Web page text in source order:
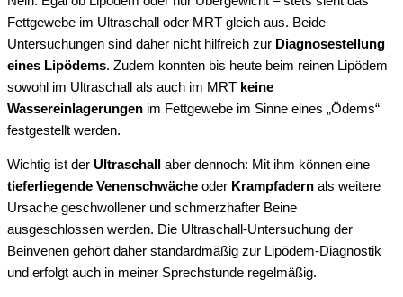
Fettgewebe im Ultraschall oder MRT gleich aus. Beide
Untersuchungen sind daher nicht hilfreich zur Diagnosestellung
eines Lipödems. Zudem konnten bis heute beim reinen Lipödem
sowohl im Ultraschall als auch im MRT keine
Wassereinlagerungen im Fettgewebe im Sinne eines „Ödems“
festgestellt werden.
Wichtig ist der Ultraschall
aber dennoch: Mit ihm können eine
tieferliegende Venenschwäche oder Krampfadern als weitere
Ursache geschwollener und schmerzhafter Beine
ausgeschlossen werden. Die Ultraschall-Untersuchung der
Beinvenen gehört daher standardmäßig zur Lipödem-Diagnostik
und erfolgt auch in meiner Sprechstunde regelmäßig.